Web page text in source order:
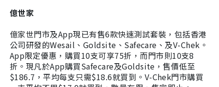
億世家
億家世門市及App現已有售6款快速測試套裝，包括香港
公司研發的Wesail、Goldsite、Safecare、及V-Chek。
App限定優惠，購買10支可享75折，而門市則10支8
折。現凡於App購買Safecare及Goldsite，售價低至
$186.7，平均每支只需$18.6就買到。V-Chek門市購買